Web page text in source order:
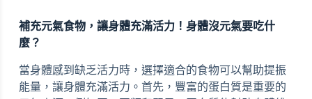
補充元氣食物，讓身體充滿活力！身體沒元氣要吃什
麼？
當身體感到缺乏活力時，選擇適合的食物可以幫助提振
能量，讓身體充滿活力。首先，豐富的蛋白質是重要的